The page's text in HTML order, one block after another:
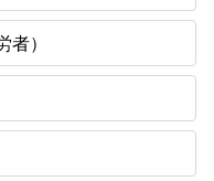
）